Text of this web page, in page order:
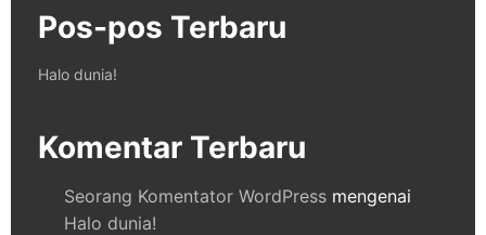
Pos-pos Terbaru
Halo dunia!
Komentar Terbaru
Seorang Komentator WordPress mengenai
Halo dunia!